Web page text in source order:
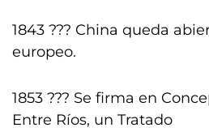
1843 ??? China queda
europeo.
1853 ??? Se firma en
Entre Ríos, un Tratado